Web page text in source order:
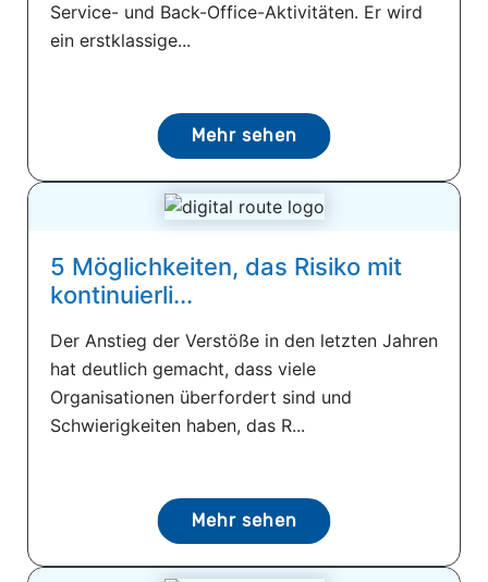
Service- und Back-Office-Aktivitäten. Er wird
ein erstklassige...
Mehr sehen
5 Möglichkeiten, das Risiko mit
kontinuierli...
Der Anstieg der Verstöße in den letzten Jahren
hat deutlich gemacht, dass viele
Organisationen überfordert sind und
Schwierigkeiten haben, das R...
Mehr sehen